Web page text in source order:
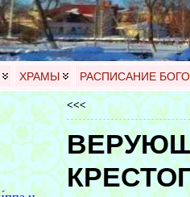
ХРАМЫ РАСПИСАНИЕ
<<<